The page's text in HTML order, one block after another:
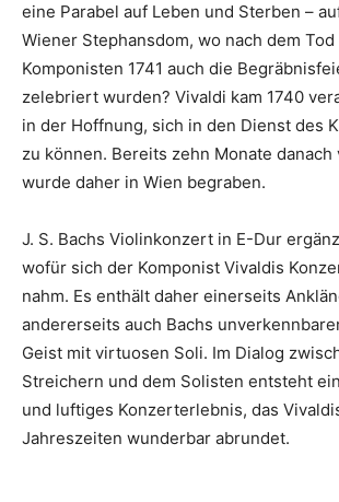
eine Parabel auf Leben und Sterben –
Wiener Stephansdom, wo nach dem Tod
Komponisten 1741 auch die
zelebriert wurden? Vivaldi kam 1740
in der Hoffnung, sich in den Dienst des
zu können. Bereits zehn Monate
wurde daher in Wien begraben.
J. S. Bachs Violinkonzert in E-Dur
wofür sich der Komponist Vivaldis
nahm. Es enthält daher einerseits
andererseits auch Bachs
Geist mit virtuosen Soli. Im Dialog
Streichern und dem Solisten entsteht
und luftiges Konzerterlebnis, das
Jahreszeiten wunderbar abrundet.